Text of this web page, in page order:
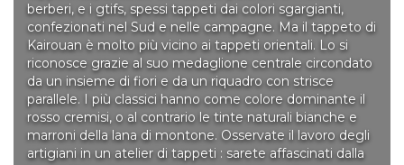
berberi, e i gtifs, spessi tappeti dai colori sgargianti,
confezionati nel Sud e nelle campagne. Ma il tappeto di
Kairouan è molto più vicino ai tappeti orientali. Lo si
riconosce grazie al suo medaglione centrale circondato
da un insieme di fiori e da un riquadro con strisce
parallele. I più classici hanno come colore dominante il
rosso cremisi, o al contrario le tinte naturali bianche e
marroni della lana di montone. Osservate il lavoro degli
artigiani in un atelier di tappeti : sarete affascinati dalla